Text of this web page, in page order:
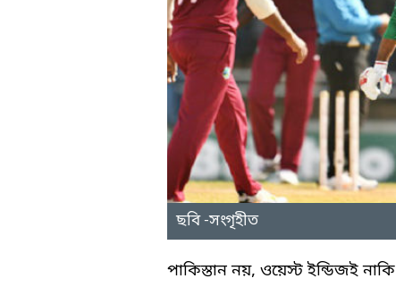
ছবি -সংগৃহীত
পাকিস্তান নয়, ওয়েস্ট ইন্ডিজই